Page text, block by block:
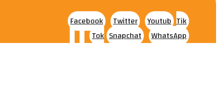
Facebook Twitter Youtub Tik
Tok Snapchat WhatsApp